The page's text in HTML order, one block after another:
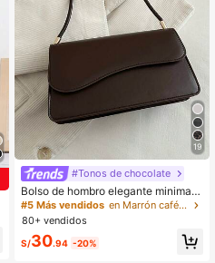
19
#Tonos de chocolate
Bolso de hombro elegante minimalis
ta de unicolor y estilo retro
#5 Más vendidos
en Marrón café Bolsos De Hombro De Mujer
80+ vendidos
S/30.94 -20%